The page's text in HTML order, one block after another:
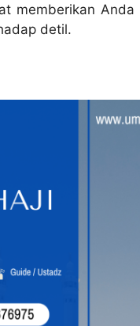
memberikan
detil.